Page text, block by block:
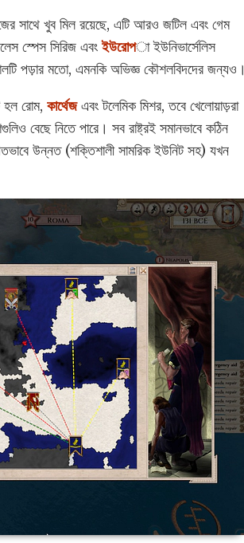
সাথে খুব মিল রয়েছে, এটি আরও জটিল এবং গেম
স্পেস সিরিজ এবংইউরোপা ইউনিভার্সেলিস
পড়ার মতো, এমনকি অভিজ্ঞ কৌশলবিদদের জন্যও।
হল রোম, কার্থেজএবং টলেমিক মিশর, তবে খেলোয়াড়রা
বেছে নিতে পারে। সব রাষ্ট্রই সমানভাবে কঠিন
উন্নত (শক্তিশালী সামরিক ইউনিট সহ) যখন